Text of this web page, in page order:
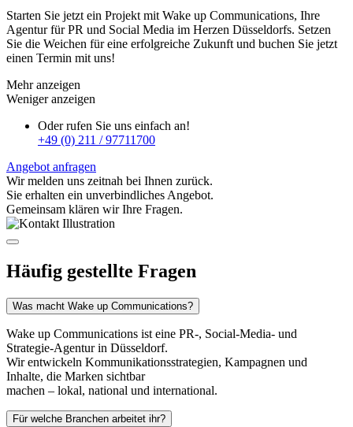
Starten Sie jetzt ein Projekt mit Wake up Communications, Ihre
Agentur für PR und Social Media im Herzen Düsseldorfs. Setzen
Sie die Weichen für eine erfolgreiche Zukunft und buchen Sie jetzt
einen Termin mit uns!
Mehr anzeigen
Weniger anzeigen
Oder rufen Sie uns einfach an!
+49 (0) 211 / 97711700
Angebot anfragen
Wir melden uns zeitnah bei Ihnen zurück.
Sie erhalten ein unverbindliches Angebot.
Gemeinsam klären wir Ihre Fragen.
Häufig gestellte Fragen
Was macht Wake up Communications?
Wake up Communications ist eine PR-, Social-Media- und
Strategie-Agentur in Düsseldorf.
Wir entwickeln Kommunikationsstrategien, Kampagnen und
Inhalte, die Marken sichtbar
machen – lokal, national und international.
Für welche Branchen arbeitet ihr?